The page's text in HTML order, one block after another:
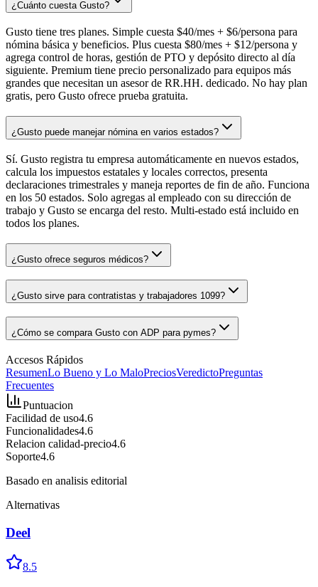
¿Cuánto cuesta Gusto?
Gusto tiene tres planes. Simple cuesta $40/mes + $6/persona para
nómina básica y beneficios. Plus cuesta $80/mes + $12/persona y
agrega control de horas, gestión de PTO y depósito directo al día
siguiente. Premium tiene precio personalizado para equipos más
grandes que necesitan un asesor de RR.HH. dedicado. No hay plan
gratis, pero Gusto ofrece prueba gratuita.
¿Gusto puede manejar nómina en varios estados?
Sí. Gusto registra tu empresa automáticamente en nuevos estados,
calcula los impuestos estatales y locales correctos, presenta
declaraciones trimestrales y maneja reportes de fin de año. Funciona
en los 50 estados. Solo agregas al empleado con su dirección de
trabajo y Gusto se encarga del resto. Multi-estado está incluido en
todos los planes.
¿Gusto ofrece seguros médicos?
¿Gusto sirve para contratistas y trabajadores 1099?
¿Cómo se compara Gusto con ADP para pymes?
Accesos Rápidos
ResumenLo Bueno y Lo MaloPreciosVeredictoPreguntas
Frecuentes
Puntuacion
Facilidad de uso4.6
Funcionalidades4.6
Relacion calidad-precio4.6
Soporte4.6
Basado en analisis editorial
Alternativas
Deel
8.5